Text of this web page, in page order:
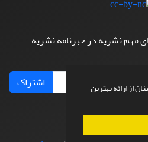
از ارائه بهترین
مهم نشریه در خبرنامه نشریه
اشتراک